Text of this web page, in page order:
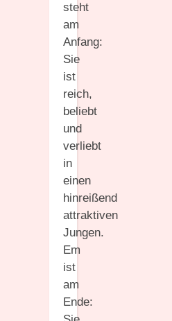
steht
am
Anfang:
Sie
ist
reich,
beliebt
und
verliebt
in
einen
hinreißend
attraktiven
Jungen.
Em
ist
am
Ende: